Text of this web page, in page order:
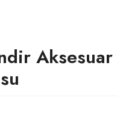
Aksesuar